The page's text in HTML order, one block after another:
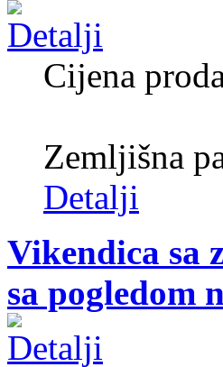
Cijena
Zemljišna
Detalji
Vikendica sa
sa pogledom